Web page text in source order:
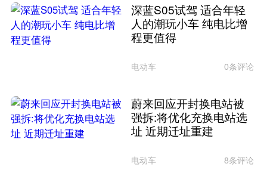
深蓝S05试驾 适合年轻
人的潮玩小车 纯电比增
程更值得
电动车 0条评论
蔚来回应开封换电站被
强拆:将优化充换电站选
址 近期迁址重建
电动车 8条评论